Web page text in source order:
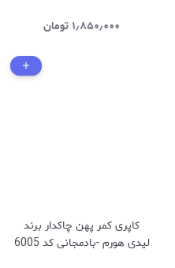
۱٫۸۵۰٫۰۰۰ تومان
کاپری کمر پهن چاکدار برند
لیدی هورم -بادمجانی کد 6005